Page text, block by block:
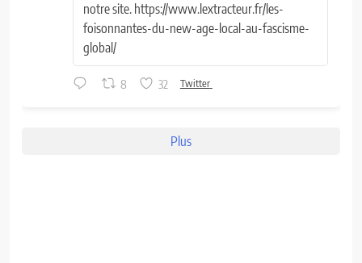
notre site. https://www.lextracteur.fr/les-
foisonnantes-du-new-age-local-au-fascisme-
global/
8 32 Twitter
Plus